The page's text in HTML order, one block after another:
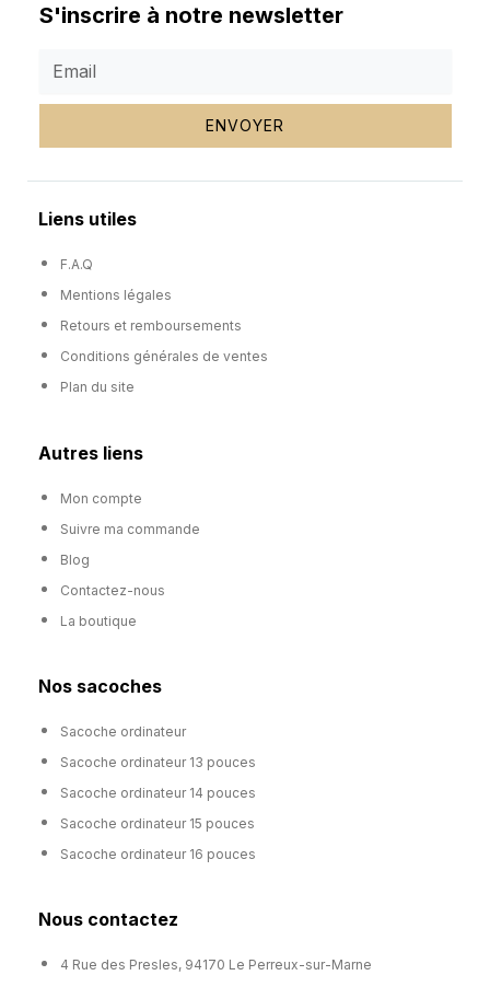
S'inscrire à notre newsletter
ENVOYER
Liens utiles
F.A.Q
Mentions légales
Retours et remboursements
Conditions générales de ventes
Plan du site
Autres liens
Mon compte
Suivre ma commande
Blog
Contactez-nous
La boutique
Nos sacoches
Sacoche ordinateur
Sacoche ordinateur 13 pouces
Sacoche ordinateur 14 pouces
Sacoche ordinateur 15 pouces
Sacoche ordinateur 16 pouces
Nous contactez
4 Rue des Presles, 94170 Le Perreux-sur-Marne